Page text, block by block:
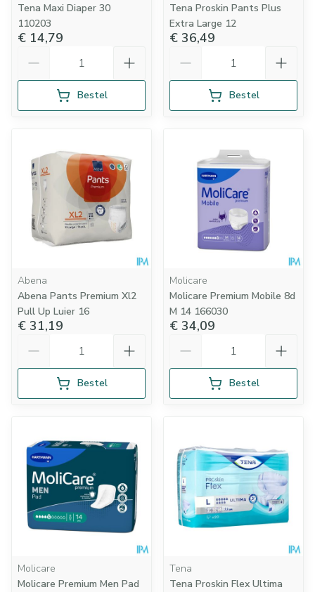
Tena Maxi Diaper 30
110203
€ 14,79
Bestel
Tena Proskin Pants Plus
Extra Large 12
€ 36,49
Bestel
Abena
Abena Pants Premium Xl2
Pull Up Luier 16
€ 31,19
Bestel
Molicare
Molicare Premium Mobile 8d
M 14 166030
€ 34,09
Bestel
Molicare
Molicare Premium Men Pad
Tena
Tena Proskin Flex Ultima